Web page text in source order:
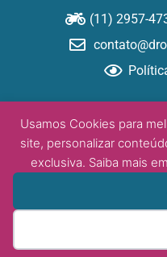
Usamos Cookies para
site, personalizar
exclusiva. Saiba mais
(11) 2957-